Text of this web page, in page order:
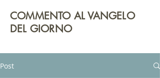
COMMENTO AL VANGELO
DEL GIORNO
Post